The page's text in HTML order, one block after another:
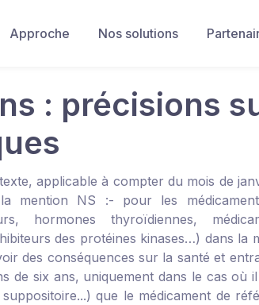
Approche Nos solutions
: précisions
applicable à compter du mois de
la mention NS :- pour les
hormones thyroïdiennes,
des protéines kinases…) dans
des conséquences sur la santé et
de six ans, uniquement dans le cas où
que le médicament de